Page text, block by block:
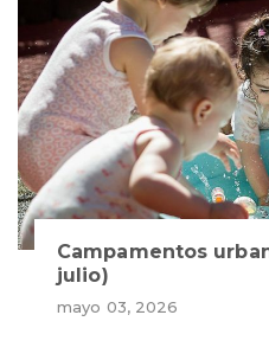
Campamentos
julio)
mayo 03, 2026